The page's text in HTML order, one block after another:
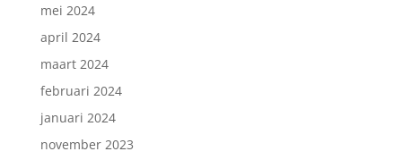
mei 2024
april 2024
maart 2024
februari 2024
januari 2024
november 2023
Inschrijven nieuwsbrief.